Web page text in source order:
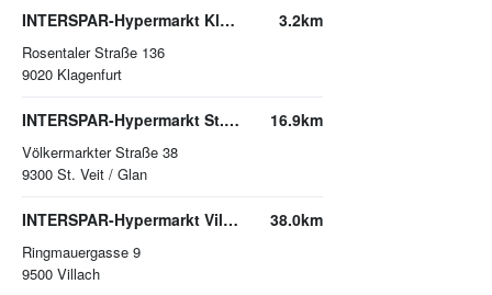
INTERSPAR-Hypermarkt Klagenfurt-Süd
Rosentaler Straße 136
9020 Klagenfurt
3.2km
INTERSPAR-Hypermarkt St. Veit/Glan
Völkermarkter Straße 38
9300 St. Veit / Glan
16.9km
INTERSPAR-Hypermarkt Villach
Ringmauergasse 9
9500 Villach
38.0km